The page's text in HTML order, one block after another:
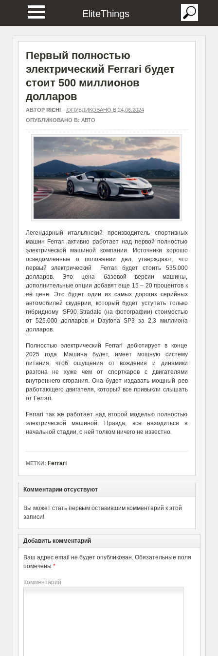
EliteThings
Первый полностью
электрический Ferrari будет
стоит 500 миллионов
долларов
АВТОР RICHI– ОПУБЛИКОВАНО В 24.06.2024
ОПУБЛИКОВАНО В: АВТО
Легендарный итальянский производитель спортивных
машин Ferrari активно работает над первой полностью
электрической машиной компании. Источники хорошо
осведомленные о положении дел, утверждают, что
первый электрический Ferrari будет стоить 535.000
долларов. Это цена базовой версии машины,
дополнительные опции добавят еще 15 – 20 процентов к
её цене. Это будет один из самых дорогих серийных
автомобилей скудерии, который будет уступать только
гибридному SF90 Stradale (на фотографии) стоимостью
от 525.000 долларов и Daytona SP3 за 2,3 миллиона
долларов.
Полностью электрический Ferrari дебютирует в конце
2025 года. Машина будет, имеет мощную систему
питания, чтоб ощущения от вождения и динамики
разгона не хуже чем от спорткаров с двигателями
внутреннего сгорания. Она будет издавать мощный рев
работающего двигателя, который все привыкли слышать
от Ferrari.
Ferrari так же работает над второй моделью полностью
электрической машиной. Правда, все находиться в
начальной стадии, о ней толком ничего не известно.
МЕТКИ: Ferrari
Комментарии отсуствуют
Вы может стать первым оставившим комментарий к этой
записи!
Добавить комментарий
Ваш адрес email не будет опубликован. Обязательные поля
помечены *
Комментарий